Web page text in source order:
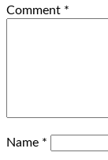
Comment *
Name *